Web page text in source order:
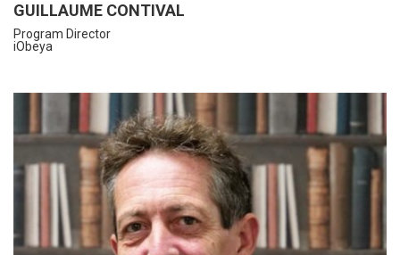
GUILLAUME CONTIVAL
Program Director
iObeya